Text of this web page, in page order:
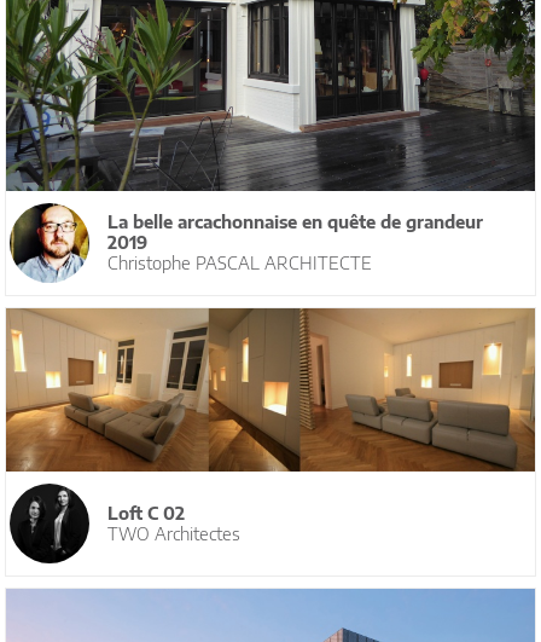
La belle arcachonnaise en quête de grandeur
2019
Christophe PASCAL ARCHITECTE
Loft C 02
TWO Architectes